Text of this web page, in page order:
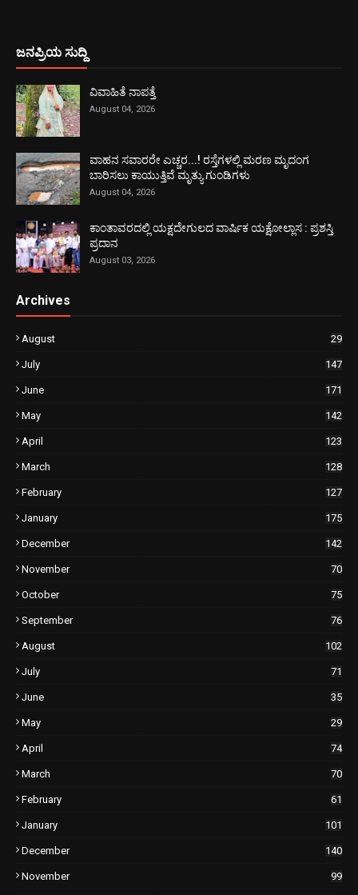
ಜನಪ್ರಿಯ ಸುದ್ದಿ
ವಿವಾಹಿತೆ ನಾಪತ್ತೆ
August 04, 2026
ವಾಹನ ಸವಾರರೇ ಎಚ್ಚರ...! ರಸ್ತೆಗಳಲ್ಲಿ ಮರಣ ಮೃದಂಗ
ಬಾರಿಸಲು ಕಾಯುತ್ತಿವೆ ಮೃತ್ಯು ಗುಂಡಿಗಳು
August 04, 2026
ಕಾಂತಾವರದಲ್ಲಿ ಯಕ್ಷದೇಗುಲದ ವಾರ್ಷಿಕ ಯಕ್ಷೋಲ್ಲಾಸ : ಪ್ರಶಸ್ತಿ
ಪ್ರದಾನ
August 03, 2026
Archives
August 29
July 147
June 171
May 142
April 123
March 128
February 127
January 175
December 142
November 70
October 75
September 76
August 102
July 71
June 35
May 29
April 74
March 70
February 61
January 101
December 140
November 99